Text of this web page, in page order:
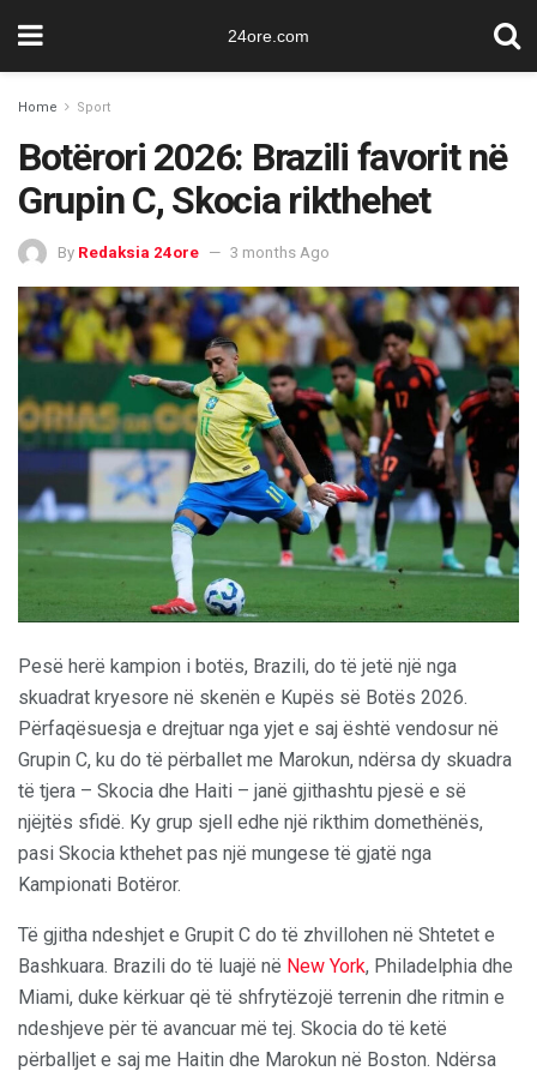
24ore.com
Home Sport
Botërori 2026: Brazili favorit në
Grupin C, Skocia rikthehet
By Redaksia 24ore 3 months Ago
Pesë herë kampion i botës, Brazili, do të jetë një nga
skuadrat kryesore në skenën e Kupës së Botës 2026.
Përfaqësuesja e drejtuar nga yjet e saj është vendosur në
Grupin C, ku do të përballet me Marokun, ndërsa dy skuadra
të tjera – Skocia dhe Haiti – janë gjithashtu pjesë e së
njëjtës sfidë. Ky grup sjell edhe një rikthim domethënës,
pasi Skocia kthehet pas një mungese të gjatë nga
Kampionati Botëror.
Të gjitha ndeshjet e Grupit C do të zhvillohen në Shtetet e
Bashkuara. Brazili do të luajë në New York, Philadelphia dhe
Miami, duke kërkuar që të shfrytëzojë terrenin dhe ritmin e
ndeshjeve për të avancuar më tej. Skocia do të ketë
përballjet e saj me Haitin dhe Marokun në Boston. Ndërsa